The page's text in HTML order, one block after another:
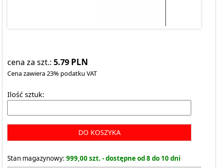
cena za szt.:5.79 PLN
Cena zawiera 23% podatku VAT
Ilość sztuk:
DO KOSZYKA
Stan magazynowy: 999,00 szt. - dostępne od 8 do 10 dni